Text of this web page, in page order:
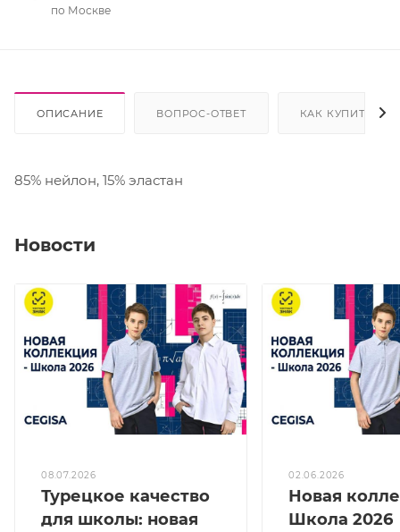
по Москве
ОПИСАНИЕ ВОПРОС-ОТВЕТ КАК КУПИТЬ
85% нейлон, 15% эластан
Новости
08.07.2026
Турецкое качество
для школы: новая
02.06.2026
Новая
Школа 2026